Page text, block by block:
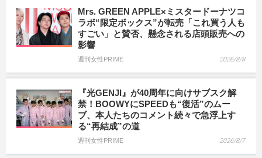
Mrs. GREEN APPLE×ミスタードーナツコ
ラボ“限定ボックス”が転売「これ買う人も
すごい」と賛否、懸念される店頭販売への
影響
週刊女性PRIME 2026/8/8
『光GENJI』が40周年に向けサブスク解
禁！BOOWYにSPEEDも“復活”のムー
ブ、本人たちのコメント続々で急浮上す
る“再結成”の道
週刊女性PRIME 2026/8/7